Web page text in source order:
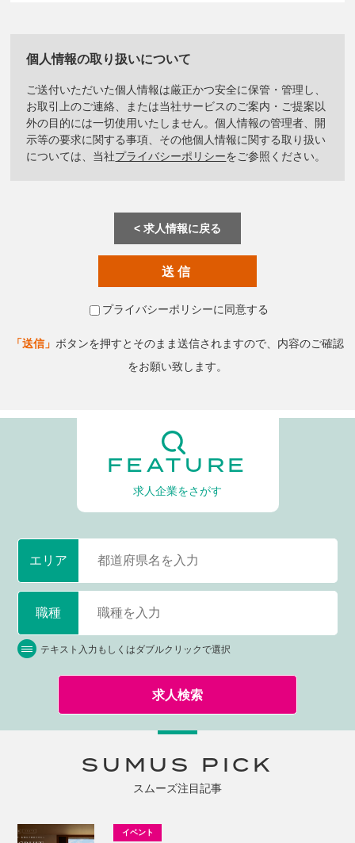
個人情報の取り扱いについて
ご送付いただいた個人情報は厳正かつ安全に保管・管理し、
お取引上のご連絡、または当社サービスのご案内・ご提案以
外の目的には一切使用いたしません。個人情報の管理者、開
示等の要求に関する事項、その他個人情報に関する取り扱い
については、当社プライバシーポリシーをご参照ください。
求人情報に戻る
プライバシーポリシーに同意する
「送信」 ボタンを押すとそのまま送信されますので、内容のご確認
をお願い致します。
FEATURE
求人企業をさがす
エリア
テキスト入力もしくはダブルクリックで選択
職種
求人検索
SUMUS PICK
スムーズ注目記事